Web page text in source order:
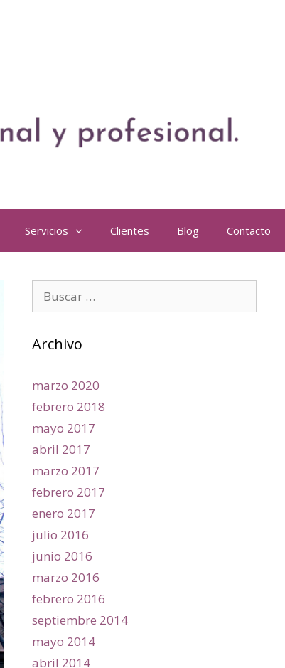
Servicios Clientes Blog Contacto
Archivo
marzo 2020
febrero 2018
mayo 2017
abril 2017
marzo 2017
febrero 2017
enero 2017
julio 2016
junio 2016
marzo 2016
febrero 2016
septiembre 2014
mayo 2014
abril 2014